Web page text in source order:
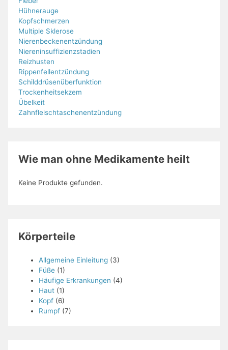
Hühnerauge
Kopfschmerzen
Multiple Sklerose
Nierenbeckenentzündung
Niereninsuffizienzstadien
Reizhusten
Rippenfellentzündung
Schilddrüsenüberfunktion
Trockenheitsekzem
Übelkeit
Zahnfleischtaschenentzündung
Wie man ohne Medikamente heilt
Keine Produkte gefunden.
Körperteile
Allgemeine Einleitung (3)
Füße (1)
Häufige Erkrankungen (4)
Haut (1)
Kopf (6)
Rumpf (7)